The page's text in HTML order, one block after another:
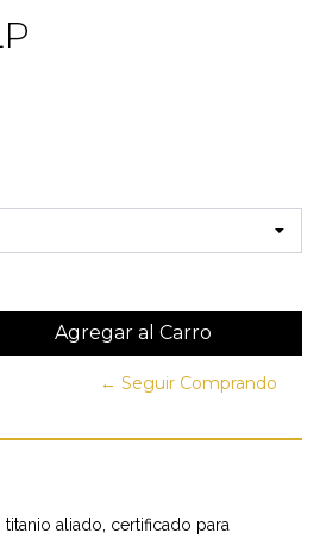
← Seguir Comprando
aliado, certificado para